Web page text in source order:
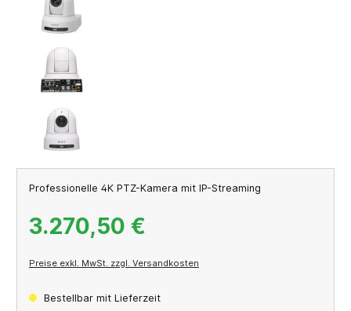
Professionelle 4K PTZ-Kamera mit IP-Streaming
3.270,50 €
Preise exkl. MwSt. zzgl. Versandkosten
Bestellbar mit Lieferzeit